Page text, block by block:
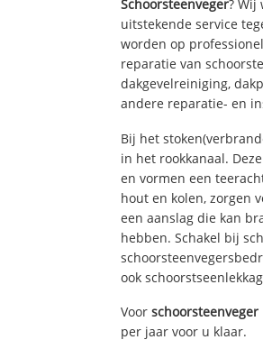
Schoorsteenveger? Wij
uitstekende service
worden op
reparatie van
dakgevelreiniging,
andere reparatie- en
Bij het
in het rookkanaal.
en vormen een
hout en kolen, zorgen
een aanslag die kan
hebben. Schakel bij
ook
Voorschoorsteenveger
per jaar voor u klaar.